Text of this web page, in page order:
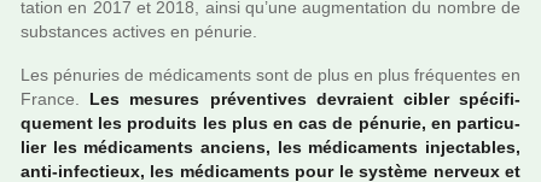
ta­tion en 2017 et 2018, ainsi qu’une aug­men­ta­tion du nombre de
sub­stan­ces acti­ves en pénu­rie.
Les pénu­ries de médi­ca­ments sont de plus en plus fré­quen­tes en
France. Les mesu­res pré­ven­ti­ves devraient cibler spé­ci­fi­
que­ment les pro­duits les plus en cas de pénu­rie, en par­ti­cu­
lier les médi­ca­ments anciens, les médi­ca­ments injec­ta­bles,
anti-infec­tieux, les médi­ca­ments pour le sys­tème ner­veux et